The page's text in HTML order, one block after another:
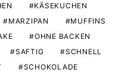
KÄSEKUCHEN
MARZIPAN
MUFFINS
OHNE BACKEN
SAFTIG
SCHNELL
SCHOKOLADE